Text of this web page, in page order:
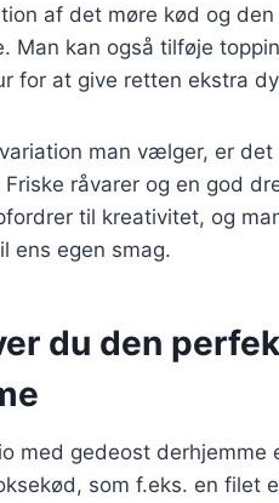
af det møre kød og
Man kan også tilføje
for at give retten ekstra
man vælger, er
råvarer og en god
til kreativitet, og
ens egen smag.
du den
med gedeost
som f.eks. en filet